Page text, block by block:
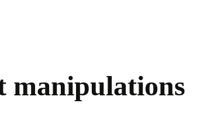
manipulations